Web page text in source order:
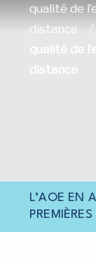
qualité de
distance
/
qualité de
distance
L’AOE EN